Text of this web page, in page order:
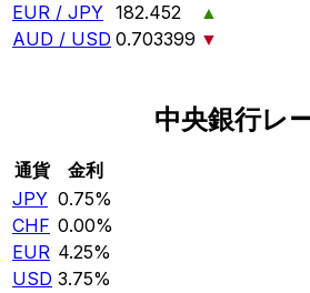
EUR / JPY 182.452
▲
AUD / USD 0.703399 ▼
中央銀行レ
通貨
金利
JPY 0.75%
CHF 0.00%
EUR 4.25%
USD 3.75%